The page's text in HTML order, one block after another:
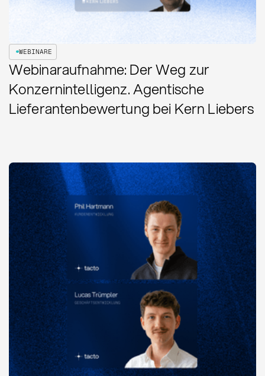
WEBINARE
Webinaraufnahme: Der Weg zur
Konzernintelligenz. Agentische
Lieferantenbewertung bei Kern Liebers